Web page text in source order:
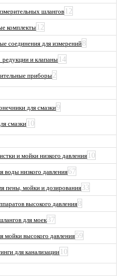
шлангов 12
комплекты 12
соединения для измерений8
и клапаны 14
приборы2
для смазки9
смазки 10
и мойки низкого давления 10
воды низкого давления67
пены, мойки и дозирования33
высокого давления8
для моек37
мойки высокого давления59
для канализации 10